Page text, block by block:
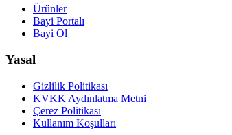
Ürünler
Bayi Portalı
Bayi Ol
Yasal
Gizlilik Politikası
KVKK Aydınlatma Metni
Çerez Politikası
Kullanım Koşulları